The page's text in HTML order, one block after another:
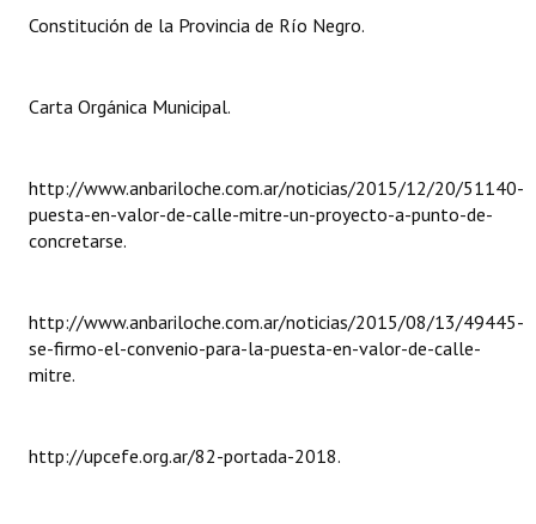
Constitución Nacional
Carta Orgánica 2007
Digesto
DOCUMENTOS
Informes de Gestión
Dictámenes Asesoría Letrada
Constitución de la Provincia de Río Negro.
Carta Orgánica Municipal.
http://www.anbariloche.com.ar/noticias/2015/12/20/51140-
puesta-en-valor-de-calle-mitre-un-proyecto-a-punto-de-
concretarse.
http://www.anbariloche.com.ar/noticias/2015/08/13/49445-
se-firmo-el-convenio-para-la-puesta-en-valor-de-calle-
mitre.
http://upcefe.org.ar/82-portada-2018.